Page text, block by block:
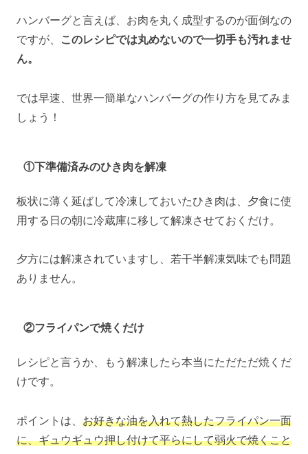
ハンバーグと言えば、お肉を丸く成型するのが面倒なの
ですが、
このレシピでは丸めないので一切手も汚れませ
ん。
では早速、世界一簡単なハンバーグの作り方を見てみま
しょう！
①下準備済みのひき肉を解凍
板状に薄く延ばして冷凍しておいたひき肉は、夕食に使
用する日の朝に冷蔵庫に移して解凍させておくだけ。
夕方には解凍されていますし、若干半解凍気味でも問題
ありません。
②フライパンで焼くだけ
レシピと言うか、もう解凍したら本当にただただ焼くだ
けです。
ポイントは、 お好きな油を入れて熱したフライパン一面
に、ギュウギュウ押し付けて平らにして弱火で焼くこと